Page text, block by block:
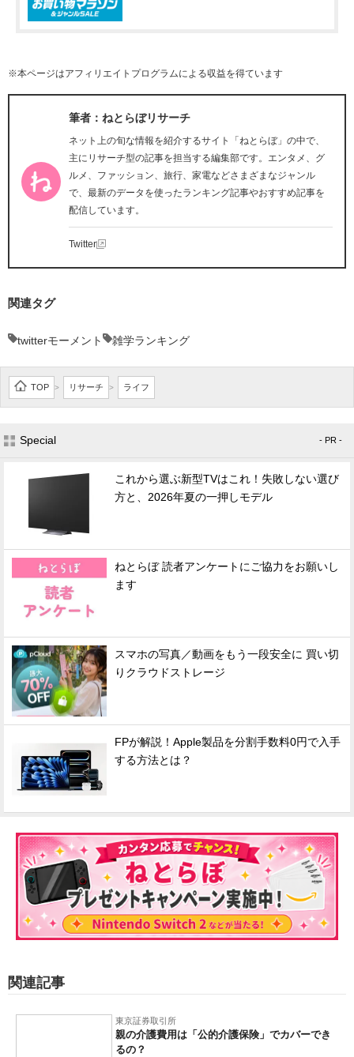
※本ページはアフィリエイトプログラムによる収益を得ています
筆者：ねとらぼリサーチ
ネット上の旬な情報を紹介するサイト「ねとらぼ」の中で、
主にリサーチ型の記事を担当する編集部です。エンタメ、グ
ルメ、ファッション、旅行、家電などさまざまなジャンル
で、最新のデータを使ったランキング記事やおすすめ記事を
配信しています。
Twitter
関連タグ
twitterモーメント 雑学ランキング
TOP > リサーチ > ライフ
Special - PR -
これから選ぶ新型TVはこれ！失敗しない選び
方と、2026年夏の一押しモデル
ねとらぼ 読者アンケートにご協力をお願いし
ます
スマホの写真／動画をもう一段安全に 買い切
りクラウドストレージ
FPが解説！Apple製品を分割手数料0円で入手
する方法とは？
関連記事
東京証券取引所
親の介護費用は「公的介護保険」でカバーでき
るの？